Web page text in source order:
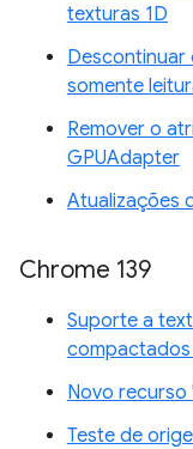
texturas 1D
Descontinuar
somente
Remover o
GPUAdapter
Atualizações
Chrome 139
Suporte a
compactados
Novo
Teste de